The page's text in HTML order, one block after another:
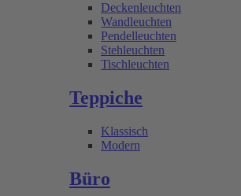
Deckenleuchten
Wandleuchten
Pendelleuchten
Stehleuchten
Tischleuchten
Teppiche
Klassisch
Modern
Büro